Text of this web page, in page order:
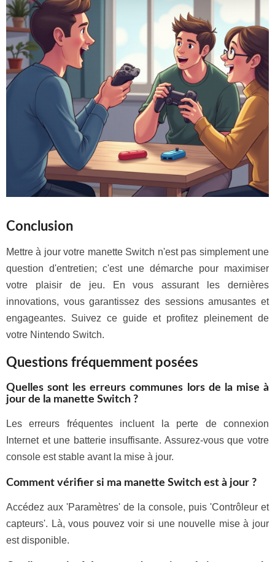
Conclusion
Mettre à jour votre manette Switch n'est pas simplement une
question d'entretien; c'est une démarche pour maximiser
votre plaisir de jeu. En vous assurant les dernières
innovations, vous garantissez des sessions amusantes et
engageantes. Suivez ce guide et profitez pleinement de
votre Nintendo Switch.
Questions fréquemment posées
Quelles sont les erreurs communes lors de la mise à
jour de la manette Switch ?
Les erreurs fréquentes incluent la perte de connexion
Internet et une batterie insuffisante. Assurez-vous que votre
console est stable avant la mise à jour.
Comment vérifier si ma manette Switch est à jour ?
Accédez aux 'Paramètres' de la console, puis 'Contrôleur et
capteurs'. Là, vous pouvez voir si une nouvelle mise à jour
est disponible.